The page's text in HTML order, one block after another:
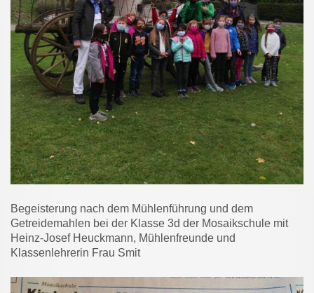
Begeisterung nach dem Mühlenführung und dem
Getreidemahlen bei der Klasse 3d der Mosaikschule mit
Heinz-Josef Heuckmann, Mühlenfreunde und
Klassenlehrerin Frau Smit